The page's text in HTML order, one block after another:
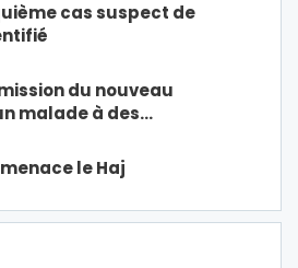
cas suspect de
du nouveau
malade à des…
le Haj